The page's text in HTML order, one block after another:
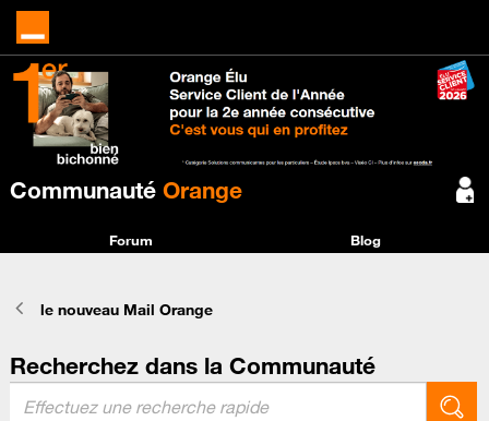
Communauté Orange
Forum Blog
le nouveau Mail Orange
Recherchez dans la Communauté